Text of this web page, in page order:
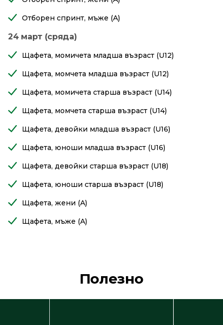
Отборен спринт, мъже (A)
24 март (сряда)
Щафета, момичета младша възраст (U12)
Щафета, момчета младша възраст (U12)
Щафета, момичета старша възраст (U14)
Щафета, момчета старша възраст (U14)
Щафета, девойки младша възраст (U16)
Щафета, юноши младша възраст (U16)
Щафета, девойки старша възраст (U18)
Щафета, юноши старша възраст (U18)
Щафета, жени (A)
Щафета, мъже (A)
Полезно